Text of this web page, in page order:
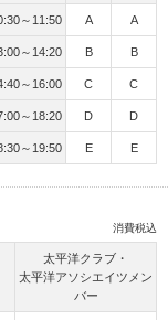
～11:50 A A
～14:20 B B
～16:00 C C
～18:20 D D
～19:50 E E
太平洋クラブ・
太平洋アソシエイツメン
バー
消費税込